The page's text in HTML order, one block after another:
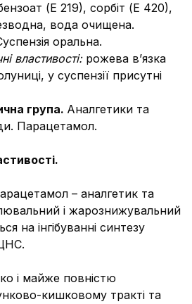
(Е 219), сорбіт (Е 420),
вода очищена.
оральна.
властивості: рожева в’язка
у суспензії присутні
група. Аналгетики та
Парацетамол.
– аналгетик та
і жарознижувальний
на інгібуванні синтезу
і майже повністю
кишковому тракті та